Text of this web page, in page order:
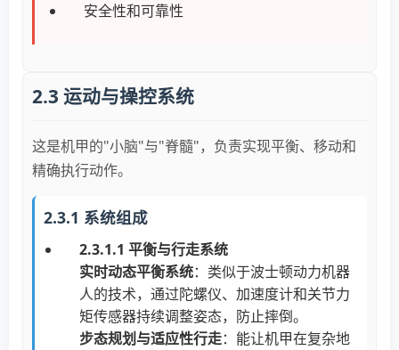
安全性和可靠性
2.3 运动与操控系统
这是机甲的"小脑"与"脊髓"，负责实现平衡、移动和
精确执行动作。
2.3.1 系统组成
2.3.1.1 平衡与行走系统
实时动态平衡系统：类似于波士顿动力机器
人的技术，通过陀螺仪、加速度计和关节力
矩传感器持续调整姿态，防止摔倒。
步态规划与适应性行走：能让机甲在复杂地